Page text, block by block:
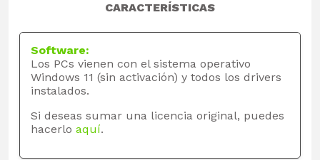
CARACTERÍSTICAS
Software:
Los PCs vienen con el sistema operativo
Windows 11 (sin activación) y todos los drivers
instalados.
Si deseas sumar una licencia original, puedes
hacerlo aquí.